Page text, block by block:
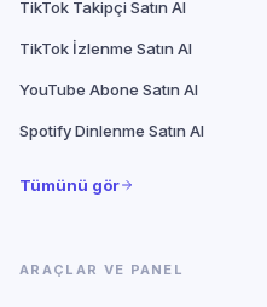
TikTok Takipçi Satın Al
TikTok İzlenme Satın Al
YouTube Abone Satın Al
Spotify Dinlenme Satın Al
Tümünü gör
ARAÇLAR VE PANEL